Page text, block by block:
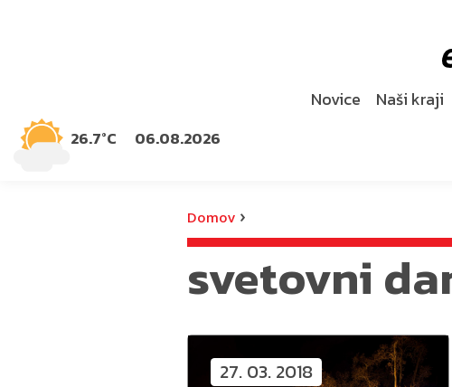
26.7°C 06.08.2026
Novice Naši kraji
Domov ›
svetovni
27. 03. 2018